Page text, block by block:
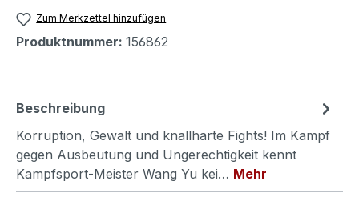
Zum Merkzettel hinzufügen
Produktnummer: 156862
Beschreibung
Korruption, Gewalt und knallharte Fights! Im Kampf
gegen Ausbeutung und Ungerechtigkeit kennt
Kampfsport-Meister Wang Yu kei… Mehr